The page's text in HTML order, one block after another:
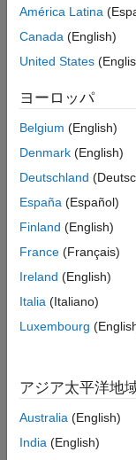
América Latina
Canada (English)
United States
ヨーロッパ
Belgium (English)
Denmark (English)
Deutschland
España (Español)
Finland (English)
France (Français)
Ireland (English)
Italia (Italiano)
Luxembourg
アジア太平洋地
Australia (English)
India (English)
トラストセンター
違法コピー防止
© 1994-2026 The